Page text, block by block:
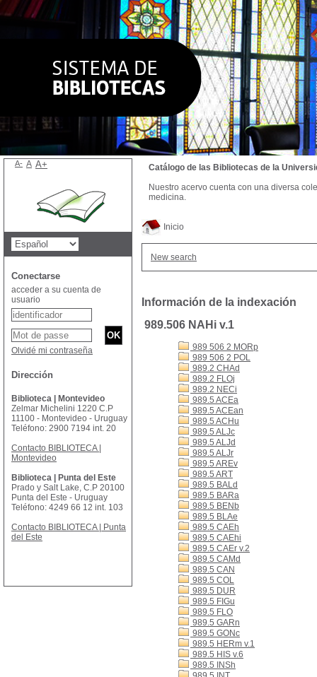
Inicio
New search
Información de la indexación
989.506 NAHi v.1
989 506 2 MORp
989 506 2 POL
989.2 CHAd
989.2 FLOj
989.2 NECi
989.5 ACEa
989.5 ACEan
989.5 ACHu
989.5 ALJc
989.5 ALJd
989.5 ALJr
989.5 AREv
989.5 ART
989.5 BALd
989.5 BARa
989.5 BENb
989.5 BLAe
989.5 CAEh
989.5 CAEhi
989.5 CAEr v.2
989.5 CAMd
989.5 CAN
989.5 COL
989.5 DUR
989.5 FIGu
989.5 FLO
989.5 GARn
989.5 GONc
989.5 HERm v.1
989.5 HIS v.6
989.5 INSh
Catálogo de las Bibliotecas de la
Nuestro acervo cuenta con una diversa
medicina.
A- A A+
Conectarse
acceder a su cuenta de
usuario
Olvidé mi contraseña
Dirección
Biblioteca | Montevideo
Zelmar Michelini 1220 C.P
11100 - Montevideo - Uruguay
Teléfono: 2900 7194 int. 20
Contacto BIBLIOTECA |
Montevideo
Biblioteca | Punta del Este
Prado y Salt Lake, C.P 20100
Punta del Este - Uruguay
Teléfono: 4249 66 12 int. 103
Contacto BIBLIOTECA | Punta
del Este